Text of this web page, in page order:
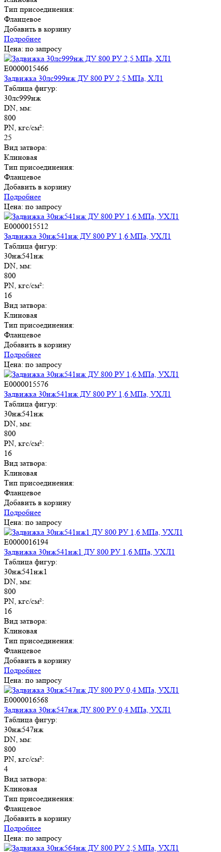
Тип присоединения:
Фланцевое
Добавить в корзину
Подробнее
Цена: по запросу
E0000015466
Задвижка 30лс999нж ДУ 800 РУ 2,5 МПа, ХЛ1
Таблица фигур:
30лс999нж
DN, мм:
800
PN, кгс/см²:
25
Вид затвора:
Клиновая
Тип присоединения:
Фланцевое
Добавить в корзину
Подробнее
Цена: по запросу
E0000015512
Задвижка 30нж541нж ДУ 800 РУ 1,6 МПа, УХЛ1
Таблица фигур:
30нж541нж
DN, мм:
800
PN, кгс/см²:
16
Вид затвора:
Клиновая
Тип присоединения:
Фланцевое
Добавить в корзину
Подробнее
Цена: по запросу
E0000015576
Задвижка 30нж541нж ДУ 800 РУ 1,6 МПа, УХЛ1
Таблица фигур:
30нж541нж
DN, мм:
800
PN, кгс/см²:
16
Вид затвора:
Клиновая
Тип присоединения:
Фланцевое
Добавить в корзину
Подробнее
Цена: по запросу
E0000016194
Задвижка 30нж541нж1 ДУ 800 РУ 1,6 МПа, УХЛ1
Таблица фигур:
30нж541нж1
DN, мм:
800
PN, кгс/см²:
16
Вид затвора:
Клиновая
Тип присоединения:
Фланцевое
Добавить в корзину
Подробнее
Цена: по запросу
E0000016568
Задвижка 30нж547нж ДУ 800 РУ 0,4 МПа, УХЛ1
Таблица фигур:
30нж547нж
DN, мм:
800
PN, кгс/см²:
4
Вид затвора:
Клиновая
Тип присоединения:
Фланцевое
Добавить в корзину
Подробнее
Цена: по запросу